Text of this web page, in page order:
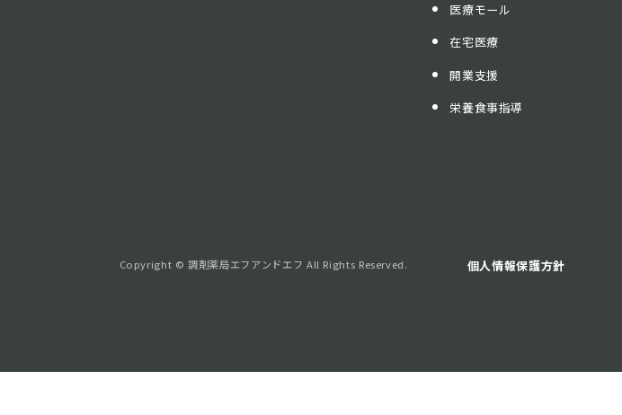
医療モール
在宅医療
開業支援
栄養食事指導
Copyright © 調剤薬局エフアンドエフ All Rights Reserved. 個人情報保護方針